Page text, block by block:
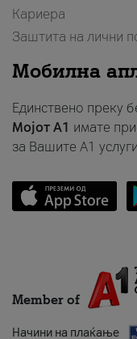
Кариера
Заштита на лични
Мобилна
Единствено преку
Мојот A1 имате
за Вашите A1
Member of
Начини на плаќање